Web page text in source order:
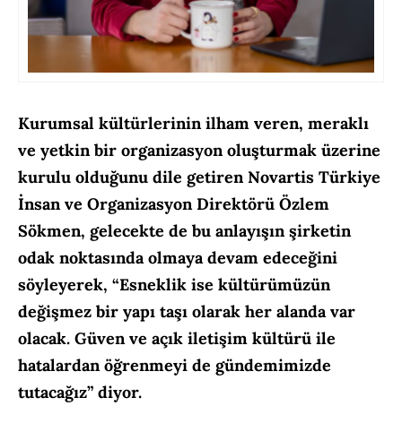
Kurumsal kültürlerinin ilham veren, meraklı
ve yetkin bir organizasyon oluşturmak üzerine
kurulu olduğunu dile getiren Novartis Türkiye
İnsan ve Organizasyon Direktörü Özlem
Sökmen, gelecekte de bu anlayışın şirketin
odak noktasında olmaya devam edeceğini
söyleyerek, “Esneklik ise kültürümüzün
değişmez bir yapı taşı olarak her alanda var
olacak. Güven ve açık iletişim kültürü ile
hatalardan öğrenmeyi de gündemimizde
tutacağız” diyor.